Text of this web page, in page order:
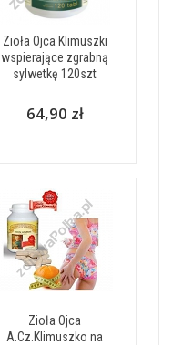
Zioła Ojca Klimuszki
wspierające zgrabną
sylwetkę 120szt
64,90 zł
Zioła Ojca
A.Cz.Klimuszko na